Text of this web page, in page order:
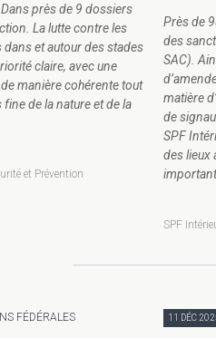
près de 9 dossiers
La lutte contre les
et autour des stades
claire, avec une
manière cohérente tout
de la nature et de la
et Prévention
Près de
des
SAC).
matière
de
SPF
des lieux
important
SPF
FÉDÉRALES 11 DÉC